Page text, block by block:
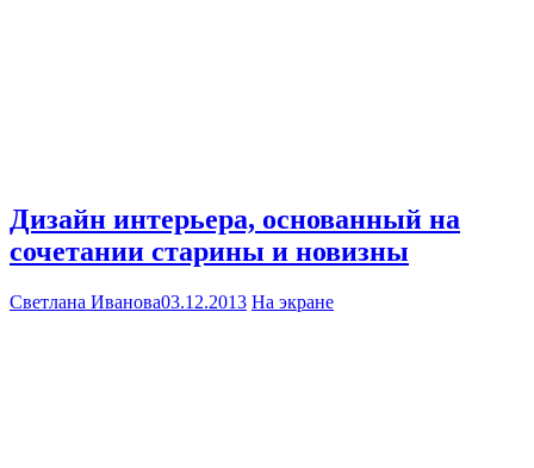
Дизайн интерьера, основанный на
сочетании старины и новизны
Светлана Иванова03.12.2013 На экране